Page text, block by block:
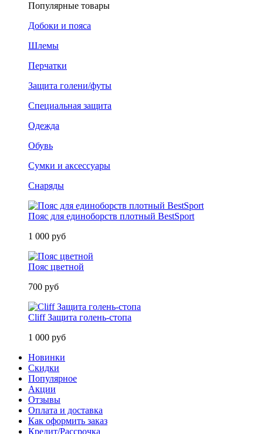
Популярные товары
Добоки и пояса
Шлемы
Перчатки
Защита голени/футы
Специальная защита
Одежда
Обувь
Сумки и аксессуары
Снаряды
Пояс для единоборств плотный BestSport
1 000 руб
Пояс цветной
700 руб
Cliff Защита голень-стопа
1 000 руб
Новинки
Скидки
Популярное
Акции
Отзывы
Оплата и доставка
Как оформить заказ
Кредит/Рассрочка